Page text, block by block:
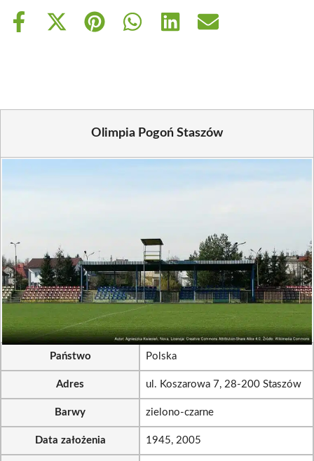
Share
Share
Share
Share
Share
Share
Olimpia Pogoń Staszów
Państwo Polska
Adres ul. Koszarowa 7, 28-200 Staszów
Barwy zielono-czarne
Data założenia 1945, 2005